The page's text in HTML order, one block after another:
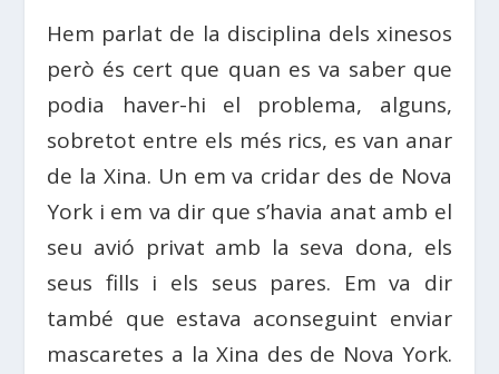
Hem parlat de la disciplina dels xinesos
però és cert que quan es va saber que
podia haver-hi el problema, alguns,
sobretot entre els més rics, es van anar
de la Xina. Un em va cridar des de Nova
York i em va dir que s’havia anat amb el
seu avió privat amb la seva dona, els
seus fills i els seus pares. Em va dir
també que estava aconseguint enviar
mascaretes a la Xina des de Nova York.